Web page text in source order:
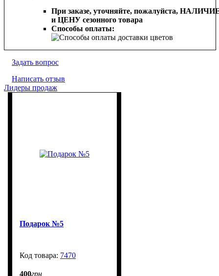
При заказе, уточняйте, пожалуйста,
и ЦЕНУ сезонного товара
Способы оплаты:
Задать вопрос
Написать отзыв
Лидеры продаж
Подарок №5
7470
400грн